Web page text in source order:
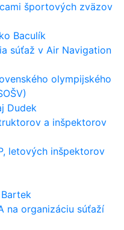
športových zväzov
Baculík
súťaž v Air Navigation
olympijského
Dudek
a inšpektorov
letových inšpektorov
na organizáciu súťaží